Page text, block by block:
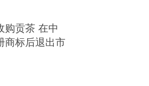
购贡茶 在中
商标后退出市